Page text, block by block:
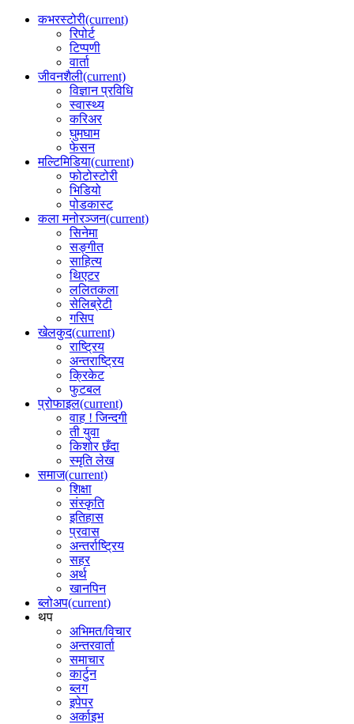
कभरस्टोरी(current)
रिपोर्ट
टिप्पणी
वार्ता
जीवनशैली(current)
विज्ञान प्रविधि
स्वास्थ्य
करिअर
घुमघाम
फेसन
मल्टिमिडिया(current)
फोटोस्टोरी
भिडियो
पोडकास्ट
कला मनोरञ्जन(current)
सिनेमा
सङ्गीत
साहित्य
थिएटर
ललितकला
सेलिब्रेटी
गसिप
खेलकुद(current)
राष्ट्रिय
अन्तराष्ट्रिय
क्रिकेट
फुटबल
प्रोफाइल(current)
वाह ! जिन्दगी
ती युवा
किशोर छँदा
स्मृति लेख
समाज(current)
शिक्षा
संस्कृति
इतिहास
प्रवास
अन्तर्राष्ट्रिय
सहर
अर्थ
खानपिन
ब्लोअप(current)
थप
अभिमत/विचार
अन्तरवार्ता
समाचार
कार्टुन
ब्लग
इपेपर
अर्काइभ